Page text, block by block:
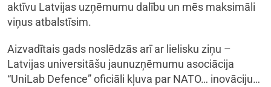
aktīvu Latvijas uzņēmumu dalību un mēs maksimāli
viņus atbalstīsim.
Aizvadītais gads noslēdzās arī ar lielisku ziņu –
Latvijas universitāšu jaunuzņēmumu asociācija
“UniLab Defence” oficiāli kļuva par NATO… inovāciju…